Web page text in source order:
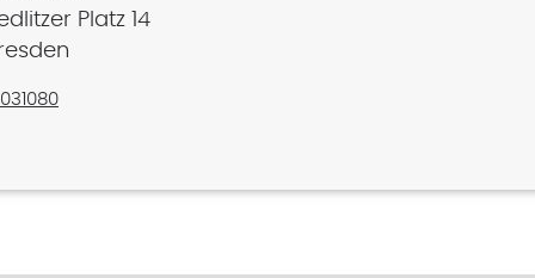
Platz 14